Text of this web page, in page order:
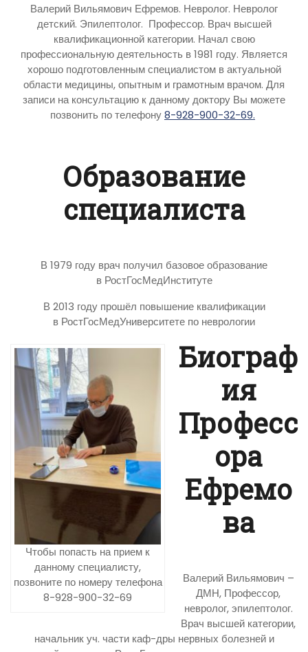
Валерий Вильямович Ефремов. Невролог. Невролог
детский. Эпилептолог. Профессор. Врач высшей
квалификационной категории. Начал свою
профессиональную деятельность в 1981 году. Является
хорошо подготовленным специалистом в актуальной
области медицины, опытным и грамотным врачом. Для
записи на консультацию к данному доктору Вы можете
позвонить по телефону8-928-900-32-69.
Образование
специалиста
В 1979 году врач получил базовое образование
в РостГосМедИнституте
В 2013 году прошёл повышение квалификации
в РостГосМедУниверситете по неврологии
Чтобы попасть на прием к
данному специалисту,
позвоните по номеру телефона
8-928-900-32-69
Биограф
ия
Професс
ора
Ефремо
ва
Валерий Вильямович –
ДМН, Профессор,
невролог, эпилептолог.
Врач высшей категории,
начальник уч. части каф-дры нервных болезней и